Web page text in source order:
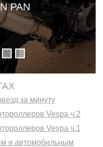
PAN
за минуту
Vespa ч.2
Vespa ч.1
и автомобильным